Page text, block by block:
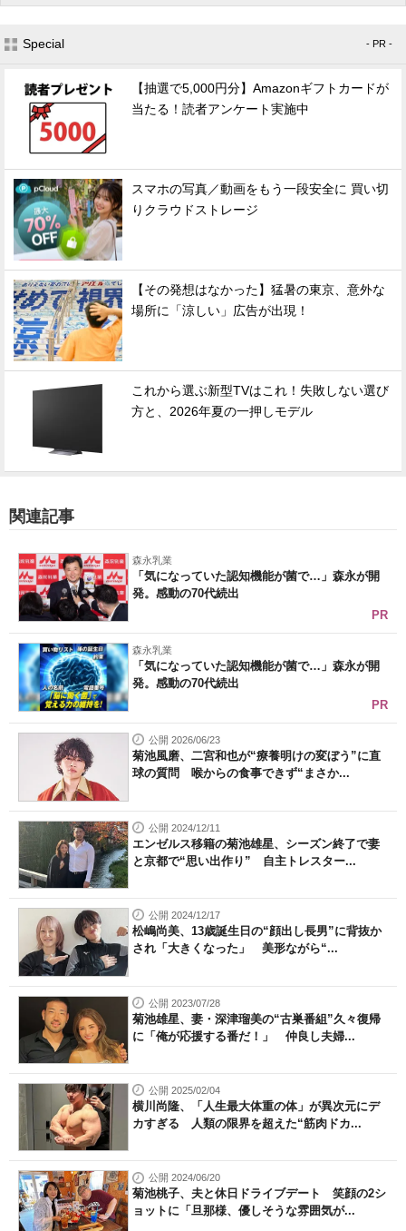
Special - PR -
【抽選で5,000円分】Amazonギフトカードが
当たる！読者アンケート実施中
スマホの写真／動画をもう一段安全に 買い切
りクラウドストレージ
【その発想はなかった】猛暑の東京、意外な
場所に「涼しい」広告が出現！
これから選ぶ新型TVはこれ！失敗しない選び
方と、2026年夏の一押しモデル
関連記事
森永乳業
「気になっていた認知機能が菌で…」森永が開
発。感動の70代続出
PR
森永乳業
「気になっていた認知機能が菌で…」森永が開
発。感動の70代続出
PR
公開 2026/06/23
菊池風磨、二宮和也が“療養明けの変ぼう”に直
球の質問 喉からの食事できず“まさか...
公開 2024/12/11
エンゼルス移籍の菊池雄星、シーズン終了で妻
と京都で“思い出作り” 自主トレスター...
公開 2024/12/17
松嶋尚美、13歳誕生日の“顔出し長男”に背抜か
され「大きくなった」 美形ながら“...
公開 2023/07/28
菊池雄星、妻・深津瑠美の“古巣番組”久々復帰
に「俺が応援する番だ！」 仲良し夫婦...
公開 2025/02/04
横川尚隆、「人生最大体重の体」が異次元にデ
カすぎる 人類の限界を超えた“筋肉ドカ...
公開 2024/06/20
菊池桃子、夫と休日ドライブデート 笑顔の2シ
ョットに「旦那様、優しそうな雰囲気が...